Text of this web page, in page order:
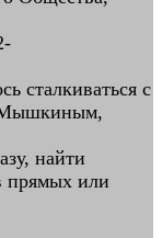
сталкиваться с
Мышкиным,
найти
прямых или